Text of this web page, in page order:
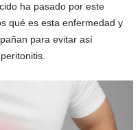
ha pasado por este
qué es esta enfermedad y
para evitar así